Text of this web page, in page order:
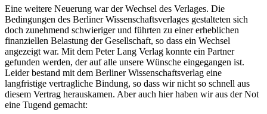
Eine weitere Neuerung war der Wechsel des Verlages. Die
Bedingungen des Berliner Wissenschaftsverlages gestalteten sich
doch zunehmend schwieriger und führten zu einer erheblichen
finanziellen Belastung der Gesellschaft, so dass ein Wechsel
angezeigt war. Mit dem Peter Lang Verlag konnte ein Partner
gefunden werden, der auf alle unsere Wünsche eingegangen ist.
Leider bestand mit dem Berliner Wissenschaftsverlag eine
langfristige vertragliche Bindung, so dass wir nicht so schnell aus
diesem Vertrag herauskamen. Aber auch hier haben wir aus der Not
eine Tugend gemacht: